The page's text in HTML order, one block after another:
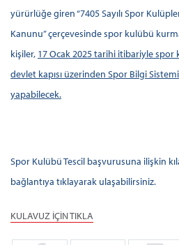
yürürlüğe giren “7405 Sayılı Spor
Kanunu’’ çerçevesinde spor kulübü
kişiler, 17 Ocak 2025 tarihi itibariyle spor
devlet kapısı üzerinden Spor Bilgi
yapabilecek.
Spor Kulübü Tescil başvurusuna ilişkin
bağlantıya tıklayarak ulaşabilirsiniz.
KULAVUZ İÇİN TIKLA